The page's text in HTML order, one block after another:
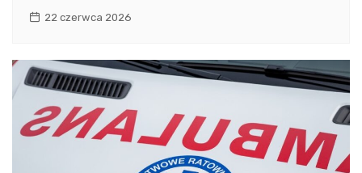
22 czerwca 2026